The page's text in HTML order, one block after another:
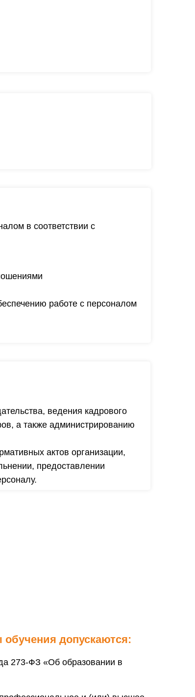
в соответствии с
работе с персоналом
ведения кадрового
а также администрированию
актов организации,
предоставлении
допускаются:
273-ФЗ «Об образовании в